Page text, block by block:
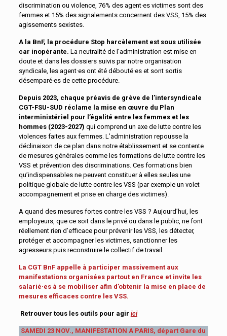
discrimination ou violence, 76% des agent·es victimes sont des
femmes et 15% des signalements concernent des VSS, 15% des
agissements sexistes.
A la BnF, la procédure Stop harcèlement est sous utilisée
car inopérante. La neutralité de l’administration est mise en
doute et dans les dossiers suivis par notre organisation
syndicale, les agent·es ont été débouté·es et sont sortis
désemparé·es de cette procédure.
Depuis 2023, chaque préavis de grève de l’intersyndicale
CGT-FSU-SUD réclame la mise en œuvre du Plan
interministériel pour l’égalité entre les femmes et les
hommes (2023-2027) qui comprend un axe de lutte contre les
violences faites aux femmes. L’administration repousse la
déclinaison de ce plan dans notre établissement et se contente
de mesures générales comme les formations de lutte contre les
VSS et prévention des discriminations. Ces formations bien
qu’indispensables ne peuvent constituer à elles seules une
politique globale de lutte contre les VSS (par exemple un volet
accompagnement et prise en charge des victimes).
A quand des mesures fortes contre les VSS ? Aujourd’hui, les
employeurs, que ce soit dans le privé ou dans le public, ne font
réellement rien d’efficace pour prévenir les VSS, les détecter,
protéger et accompagner les victimes, sanctionner les
agresseurs puis reconstruire le collectif de travail.
La CGT BnF appelle à participer massivement aux
manifestations organisées partout en France et invite les
salarié·es à se mobiliser afin d’obtenir la mise en place de
mesures efficaces contre les VSS.
Retrouver tous les outils pour agir ici
SAMEDI 23 NOV., MANIFESTATION A PARIS, départ Gare du